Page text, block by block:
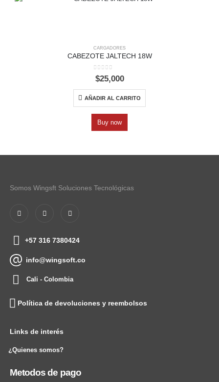
CARGADORES
CABEZOTE JALTECH 18W
0out of 5
$25,000
AÑADIR AL CARRITO
Buy now
Somos Wingsft Soluciones Tecnológicas
+57 316 7380424
info@wingsoft.co
Cali - Colombia
Política de devoluciones y reembolsos
Links de interés
¿Quienes somos?
Metodos de pago